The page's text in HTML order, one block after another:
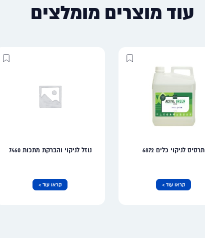
עוד מוצרים מומלצים
תרסיס לניקוי כלים 6872
קראו עוד >
נוזל לניקוי והברקת מתכות 7460
קראו עוד >